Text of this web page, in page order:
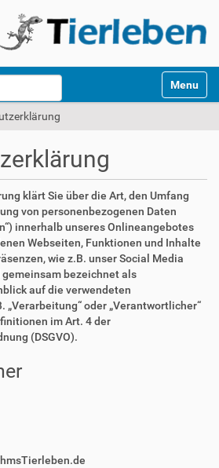
Toggle
klärt Sie über die Art, den Umfang
von personenbezogenen Daten
innerhalb unseres Onlineangebotes
Webseiten, Funktionen und Inhalte
wie z.B. unser Social Media
bezeichnet als
auf die verwendeten
„Verarbeitung“ oder „Verantwortlicher“
im Art. 4 der
(DSGVO).